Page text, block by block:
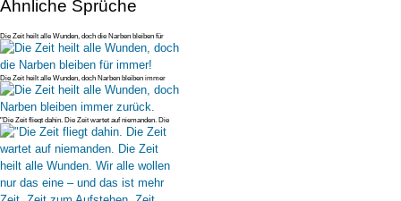
Ähnliche Sprüche
Die Zeit heilt alle Wunden, doch die Narben bleiben für
immer!
Die Zeit heilt alle Wunden, doch Narben bleiben immer
zurück.
"Die Zeit fliegt dahin. Die Zeit wartet auf niemanden. Die
Zeit heilt al